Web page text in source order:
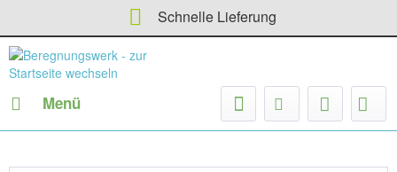
Schnelle Lieferung
Staffelpreise und Angebote
Menü